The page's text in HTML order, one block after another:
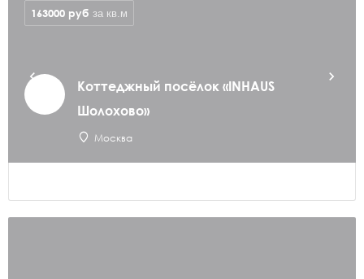
Коттеджный посёлок «INHAUS
Шолохово»
Москва
163000 руб за кв.м